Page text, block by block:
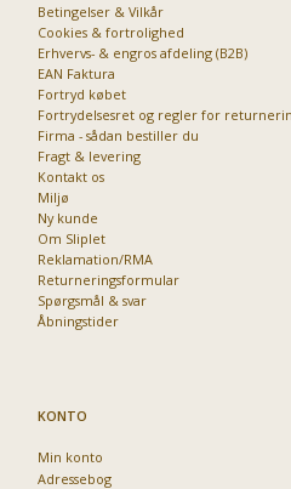
Betingelser & Vilkår
Cookies & fortrolighed
Erhvervs- & engros afdeling (B2B)
EAN Faktura
Fortryd købet
Fortrydelsesret og regler for
Firma - sådan bestiller du
Fragt & levering
Kontakt os
Miljø
Ny kunde
Om Sliplet
Reklamation/RMA
Returneringsformular
Spørgsmål & svar
Åbningstider
KONTO
Min konto
Adressebog